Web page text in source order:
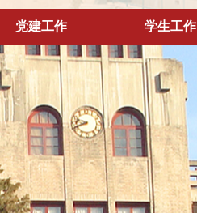
党建工作 学生工作